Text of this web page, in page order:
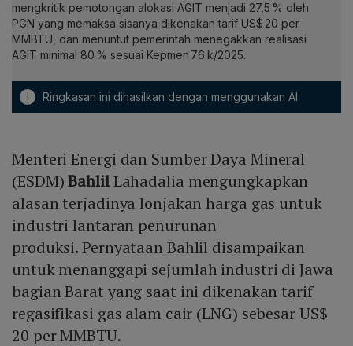
mengkritik pemotongan alokasi AGIT menjadi 27,5 % oleh
PGN yang memaksa sisanya dikenakan tarif US$ 20 per
MMBTU, dan menuntut pemerintah menegakkan realisasi
AGIT minimal 80 % sesuai Kepmen 76.k/2025.
! Ringkasan ini dihasilkan dengan menggunakan AI
Menteri Energi dan Sumber Daya Mineral
(ESDM)BahlilLahadalia mengungkapkan
alasan terjadinya lonjakan harga gas untuk
industri lantaran penurunan
produksi. Pernyataan Bahlil disampaikan
untuk menanggapi sejumlah industri di Jawa
bagian Barat yang saat ini dikenakan tarif
regasifikasi gas alam cair (LNG) sebesar US$
20 per MMBTU.